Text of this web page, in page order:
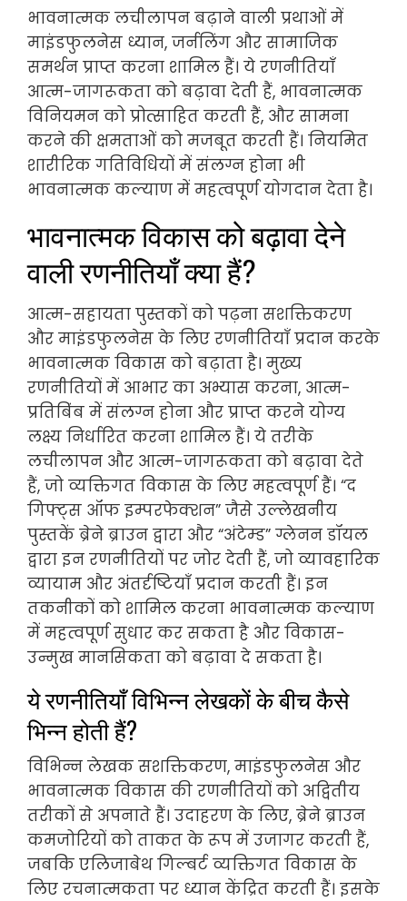
भावनात्मक लचीलापन बढ़ाने वाली प्रथाओं में
माइंडफुलनेस ध्यान, जर्नलिंग और सामाजिक
समर्थन प्राप्त करना शामिल हैं। ये रणनीतियाँ
आत्म-जागरूकता को बढ़ावा देती हैं, भावनात्मक
विनियमन को प्रोत्साहित करती हैं, और सामना
करने की क्षमताओं को मजबूत करती हैं। नियमित
शारीरिक गतिविधियों में संलग्न होना भी
भावनात्मक कल्याण में महत्वपूर्ण योगदान देता है।
भावनात्मक विकास को बढ़ावा देने
वाली रणनीतियाँ क्या हैं?
आत्म-सहायता पुस्तकों को पढ़ना सशक्तिकरण
और माइंडफुलनेस के लिए रणनीतियाँ प्रदान करके
भावनात्मक विकास को बढ़ाता है। मुख्य
रणनीतियों में आभार का अभ्यास करना, आत्म-
प्रतिबिंब में संलग्न होना और प्राप्त करने योग्य
लक्ष्य निर्धारित करना शामिल हैं। ये तरीके
लचीलापन और आत्म-जागरूकता को बढ़ावा देते
हैं, जो व्यक्तिगत विकास के लिए महत्वपूर्ण हैं। “द
गिफ्ट्स ऑफ इम्परफेक्शन” जैसे उल्लेखनीय
पुस्तकें ब्रेने ब्राउन द्वारा और “अंटेम्ड” ग्लेनन डॉयल
द्वारा इन रणनीतियों पर जोर देती हैं, जो व्यावहारिक
व्यायाम और अंतर्दृष्टियाँ प्रदान करती हैं। इन
तकनीकों को शामिल करना भावनात्मक कल्याण
में महत्वपूर्ण सुधार कर सकता है और विकास-
उन्मुख मानसिकता को बढ़ावा दे सकता है।
ये रणनीतियाँ विभिन्न लेखकों के बीच कैसे
भिन्न होती हैं?
विभिन्न लेखक सशक्तिकरण, माइंडफुलनेस और
भावनात्मक विकास की रणनीतियों को अद्वितीय
तरीकों से अपनाते हैं। उदाहरण के लिए, ब्रेने ब्राउन
कमजोरियों को ताकत के रूप में उजागर करती हैं,
जबकि एलिजाबेथ गिल्बर्ट व्यक्तिगत विकास के
लिए रचनात्मकता पर ध्यान केंद्रित करती हैं। इसके